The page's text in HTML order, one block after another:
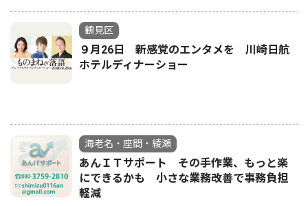
鶴見区
９月26日 新感覚のエンタメを 川崎日航
ホテルディナーショー
海老名・座間・綾瀬
あんＩＴサポート その手作業、もっと楽
にできるかも 小さな業務改善で事務負担
軽減